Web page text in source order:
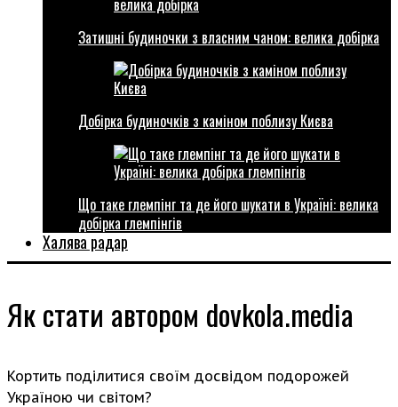
Затишні будиночки з власним чаном: велика добірка
Добірка будиночків з каміном поблизу Києва
Що таке глемпінг та де його шукати в Україні: велика
добірка глемпінгів
Халява радар
Як стати автором dovkola.media
Кортить поділитися своїм досвідом подорожей
Україною чи світом?